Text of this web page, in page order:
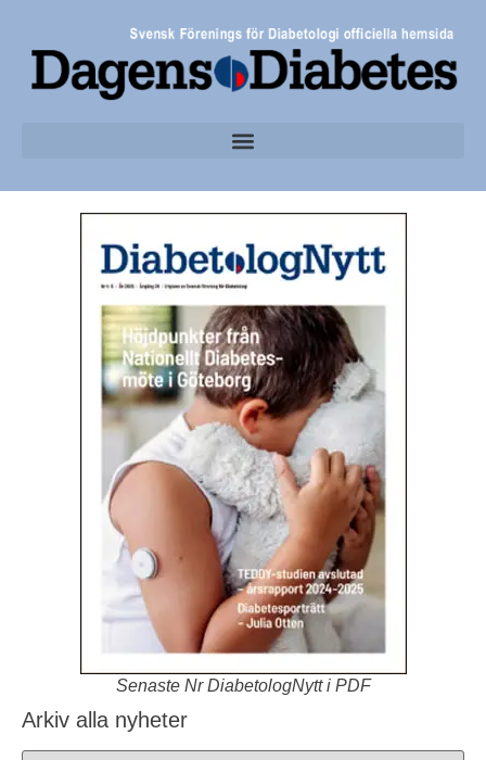
Senaste Nr DiabetologNytt i PDF
Arkiv alla nyheter